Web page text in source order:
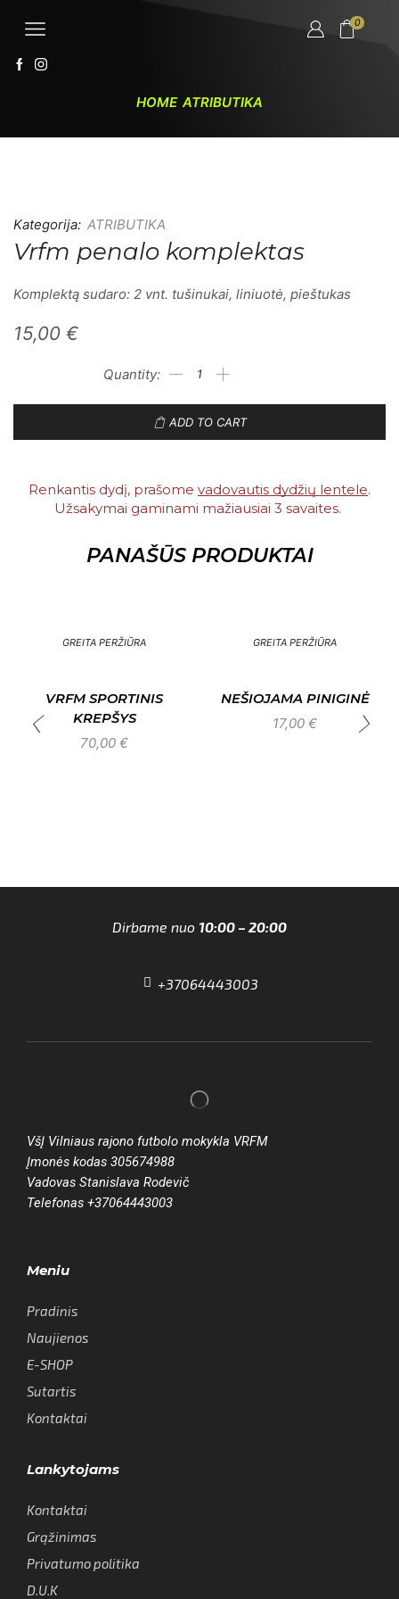
0
HOME ATRIBUTIKA
Kategorija: ATRIBUTIKA
Vrfm penalo komplektas
Komplektą sudaro: 2 vnt. tušinukai, liniuotė, pieštukas
15,00 €
ADD TO CART
Renkantis dydį, prašome vadovautis dydžių lentele.
Užsakymai gaminami mažiausiai 3 savaites. ​
PANAŠŪS PRODUKTAI
GREITA PERŽIŪRA
VRFM SPORTINIS
KREPŠYS
70,00 €
GREITA PERŽIŪRA
NEŠIOJAMA PINIGINĖ
17,00 €
Dirbame nuo 10:00 – 20:00
+37064443003
VšĮ Vilniaus rajono futbolo mokykla VRFM
Įmonės kodas 305674988
Vadovas Stanislava Rodevič
Telefonas +37064443003
Meniu
Pradinis
Naujienos
E-SHOP
Sutartis
Kontaktai
Lankytojams
Kontaktai
Grąžinimas
Privatumo politika
D.U.K